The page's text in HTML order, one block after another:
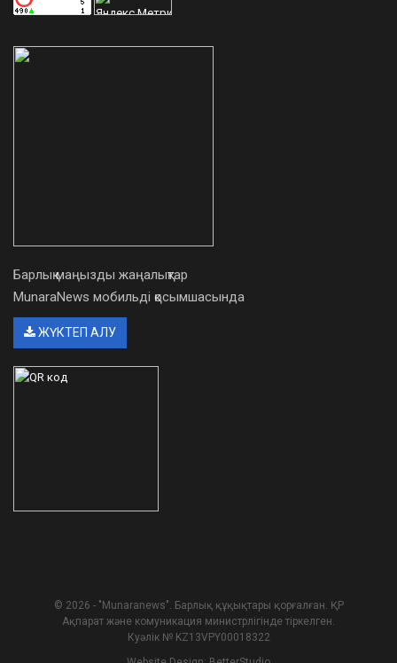
Барлық маңызды жаңалықтар
MunaraNews мобильді қосымшасында
ЖҮКТЕП АЛУ
© 2026 - "Munaranews". Барлық құқықтары қорғалған. ҚР
Ақпарат және комуникация министрлігінде тіркелген.
Куәлік № KZ13VPY00018322